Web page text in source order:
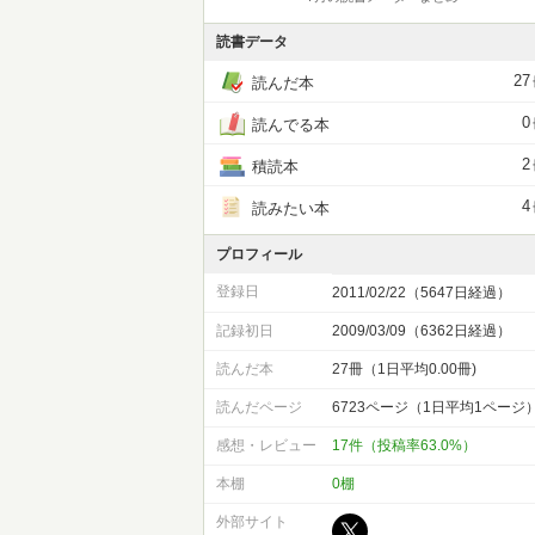
読書データ
読んだ本 27
読んでる本 0
積読本 2
読みたい本 4
プロフィール
登録日 2011/02/22（5647日経過）
記録初日 2009/03/09（6362日経過）
読んだ本 27冊（1日平均0.00冊)
読んだページ 6723ページ（1日平均1ページ）
感想・レビュー 17件（投稿率63.0%）
本棚 0棚
外部サイト